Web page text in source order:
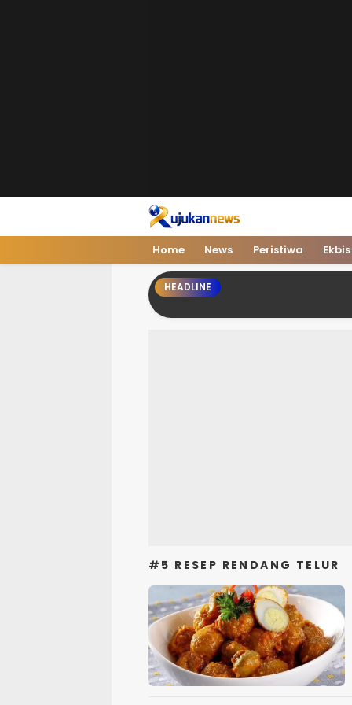
Rujukan News
Satu Rujukan Sejuta Informasi
Home News Peristiwa Ekbis
HEADLINE
#5 RESEP RENDANG TELUR